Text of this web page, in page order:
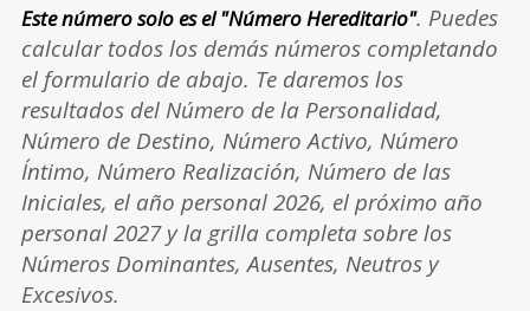
Este número solo es el "Número Hereditario". Puedes
calcular todos los demás números completando
el formulario de abajo. Te daremos los
resultados del Número de la Personalidad,
Número de Destino, Número Activo, Número
Íntimo, Número Realización, Número de las
Iniciales, el año personal 2026, el próximo año
personal 2027 y la grilla completa sobre los
Números Dominantes, Ausentes, Neutros y
Excesivos.